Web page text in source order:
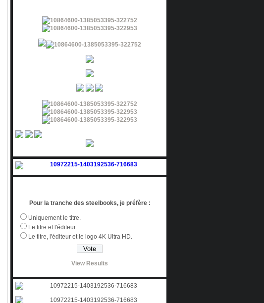
Pour la tranche des steelbooks, je préfère :
Uniquement le titre.
Le titre et l'éditeur.
Le titre, l'éditeur et le logo 4K Ultra HD.
View Results